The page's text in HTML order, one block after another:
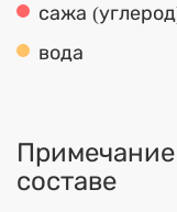
сажа
вода
составе